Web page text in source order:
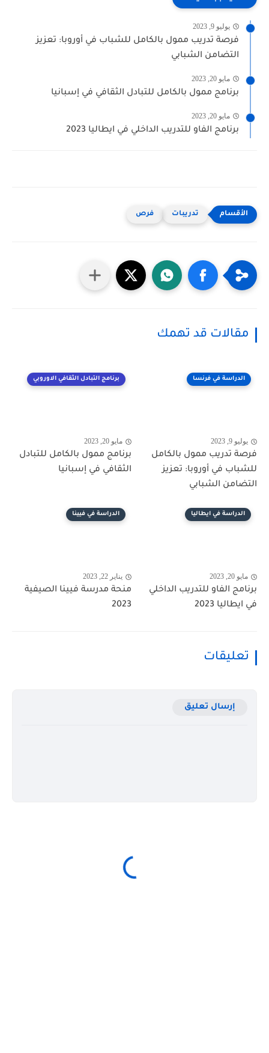
يوليو 9, 2023
فرصة تدريب ممول بالكامل للشباب في أوروبا: تعزيز
التضامن الشبابي
مايو 20, 2023
برنامج ممول بالكامل للتبادل الثقافي في إسبانيا
مايو 20, 2023
برنامج الفاو للتدريب الداخلي في ايطاليا 2023
تدريبات فرص
مقالات قد تهمك
الدراسة في فرنسا
يوليو 9, 2023
فرصة تدريب ممول بالكامل
للشباب في أوروبا: تعزيز
التضامن الشبابي
برنامج التبادل الثقافي الاوروبي
مايو 20, 2023
برنامج ممول بالكامل للتبادل
الثقافي في إسبانيا
الدراسة في ايطاليا
مايو 20, 2023
برنامج الفاو للتدريب الداخلي
في ايطاليا 2023
الدراسة في فيينا
يناير 22, 2023
منحة مدرسة فيينا الصيفية
2023
تعليقات
إرسال تعليق